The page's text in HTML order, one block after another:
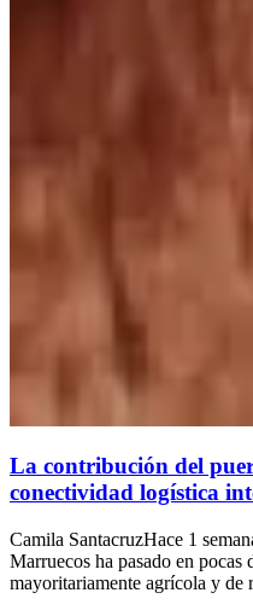
La contribución del
conectividad logística
Camila SantacruzHace 1
Marruecos ha pasado en pocas
mayoritariamente agrícola y de